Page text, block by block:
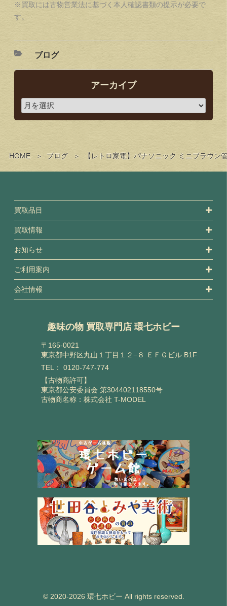
HOME ブログ 【レトロ家電】パナソニック ミニブラウ
※買取には古物営業法に基づく本人確認書類の提示が必要で
す。
ブログ
アーカイブ
買取品目
買取情報
お知らせ
ご利用案内
会社情報
趣味の物 買取専門店 環七ホビー
〒165-0021
東京都中野区丸山１丁目１２−８ ＥＦＧビル B1F
TEL： 0120-747-774
【古物商許可】
東京都公安委員会 第304402118550号
古物商名称：株式会社 T-MODEL
© 2020-2026 環七ホビー All rights reserved.